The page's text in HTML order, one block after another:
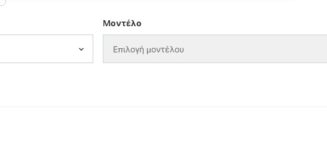
Μοντέλο
Επιλογή μοντέλου